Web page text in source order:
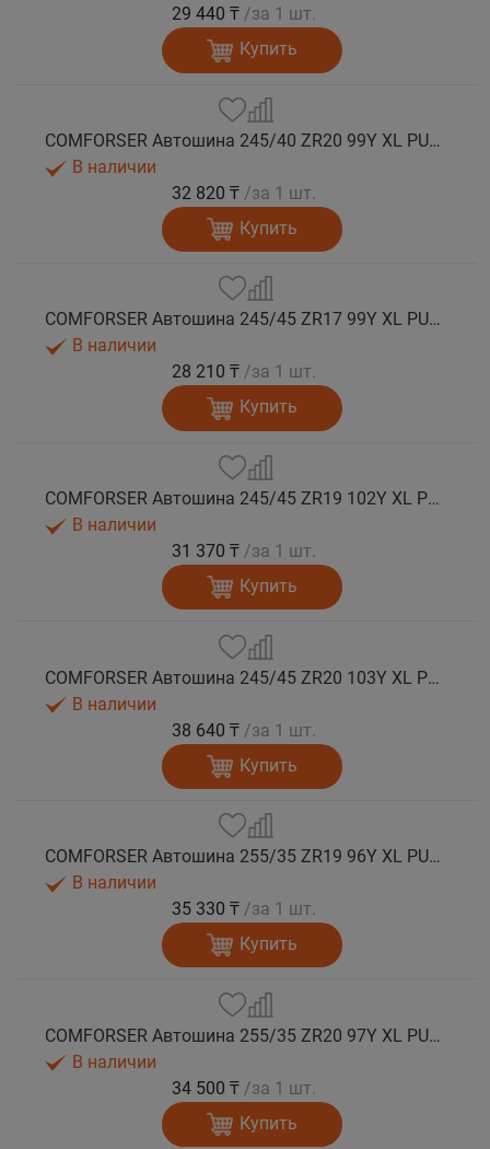
29 440 ₸ /за 1 шт.
Купить
COMFORSER Автошина 245/40 ZR20 99Y XL PURESPEED лето
В наличии
32 820 ₸ /за 1 шт.
Купить
COMFORSER Автошина 245/45 ZR17 99Y XL PURESPEED лето
В наличии
28 210 ₸ /за 1 шт.
Купить
COMFORSER Автошина 245/45 ZR19 102Y XL PURESPEED лето
В наличии
31 370 ₸ /за 1 шт.
Купить
COMFORSER Автошина 245/45 ZR20 103Y XL PURESPEED лето
В наличии
38 640 ₸ /за 1 шт.
Купить
COMFORSER Автошина 255/35 ZR19 96Y XL PURESPEED лето
В наличии
35 330 ₸ /за 1 шт.
Купить
COMFORSER Автошина 255/35 ZR20 97Y XL PURESPEED лето
В наличии
34 500 ₸ /за 1 шт.
Купить